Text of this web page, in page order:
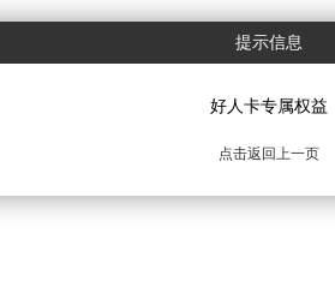
提示信息
好人卡专属权益
点击返回上一页